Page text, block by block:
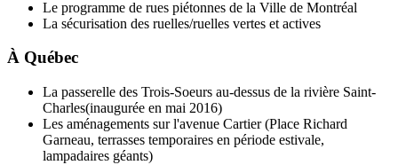
Le programme de rues piétonnes de la Ville de Montréal
La sécurisation des ruelles/ruelles vertes et actives
À Québec
La passerelle des Trois-Soeurs au-dessus de la rivière Saint-
Charles(inaugurée en mai 2016)
Les aménagements sur l'avenue Cartier (Place Richard
Garneau, terrasses temporaires en période estivale,
lampadaires géants)